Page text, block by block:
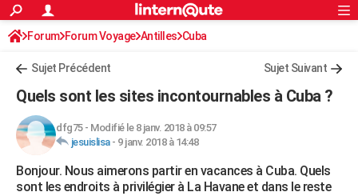
ACTUALITÉS
Politique
Société
Faits Divers
Education
Monde
Villes
+
FINANCE
Retraite
Impôts
Epargne
Immobilier
Risques naturels par ville
Banque
Assurance
Crédit
AUTO
Essais
Réserver un essai
Citadines
Berlines
SUV
Forum auto
+HIGH-TECH
S'inscrire
Connexion
Forum Forum Voyage Antilles Cuba
Sujet Précédent Sujet Suivant
Quels sont les sites incontournables à Cuba ?
dfg75- Modifié le 8 janv. 2018 à 09:57
jesuislisa- 9 janv. 2018 à 14:48
Bonjour. Nous aimerons partir en vacances à Cuba. Quels
sont les endroits à privilégier à La Havane et dans le reste